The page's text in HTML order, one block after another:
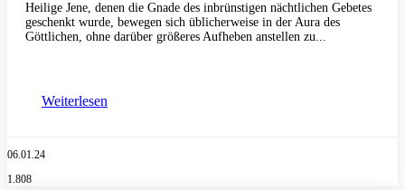
Heilige Jene, denen die Gnade des inbrünstigen nächtlichen Gebetes
geschenkt wurde, bewegen sich üblicherweise in der Aura des
Göttlichen, ohne darüber größeres Aufheben anstellen zu...
Weiterlesen
06.01.24
1.808